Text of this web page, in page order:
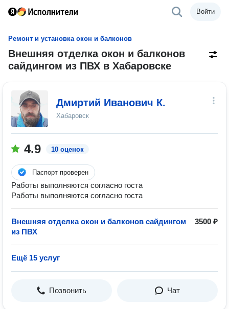
Войти
Ремонт и установка окон и балконов
Внешняя отделка окон и балконов
сайдингом из ПВХ в Хабаровске
Дмиртий Иванович К.
Хабаровск
4.9 10 оценок
Паспорт проверен
Работы выполняются согласно госта
Работы выполняются согласно госта
Внешняя отделка окон и балконов сайдингом
из ПВХ
3500 ₽
Ещё 15 услуг
Позвонить Чат